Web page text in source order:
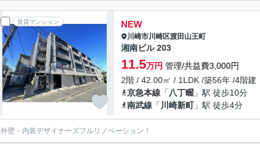
賃貸マンション NEW
川崎市川崎区渡田山王町
湘南ビル 203
11.5万円 管理/共益費3,000円
2階 / 42.00㎡ / 1LDK /築56年 /4階建
京急本線 「 八丁畷 」駅 徒歩10分
南武線 「 川崎新町」駅 徒歩4分
外壁・内装デザイナーズフルリノベーション！